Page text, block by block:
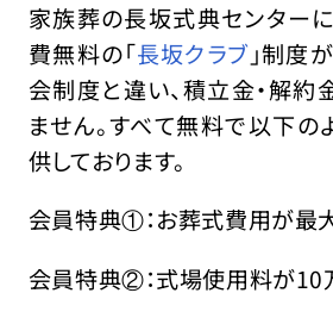
家族葬の長坂式典センター
費無料の「長坂クラブ 」制度
会制度と違い、積立金・解約
ません。すべて無料で以下
供しております。
会員特典①：お葬式費用が最
会員特典②：式場使用料が10